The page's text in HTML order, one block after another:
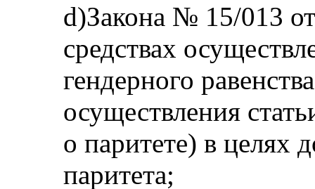
d)Закона № 15/013
средствах
гендерного
осуществления
о паритете) в целях
паритета;